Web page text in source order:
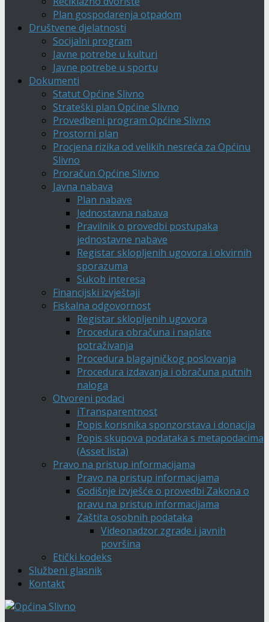
Plan gospodarenja otpadom
Društvene djelatnosti
Socijalni program
Javne potrebe u kulturi
Javne potrebe u sportu
Dokumenti
Statut Općine Slivno
Strateški plan Općine Slivno
Provedbeni program Općine Slivno
Prostorni plan
Procjena rizika od velikih nesreća za Općinu
Slivno
Proračun Općine Slivno
Javna nabava
Plan nabave
Jednostavna nabava
Pravilnik o provedbi postupaka
jednostavne nabave
Registar sklopljenih ugovora i okvirnih
sporazuma
Sukob interesa
Financijski izvještaji
Fiskalna odgovornost
Registar sklopljenih ugovora
Procedura obračuna i naplate
potraživanja
Procedura blagajničkog poslovanja
Procedura izdavanja i obračuna putnih
naloga
Otvoreni podaci
iTransparentnost
Popis korisnika sponzorstava i donacija
Popis skupova podataka s metapodacima
(Asset lista)
Pravo na pristup informacijama
Pravo na pristup informacijama
Godišnje izvješće o provedbi Zakona o
pravu na pristup informacijama
Zaštita osobnih podataka
Videonadzor zgrade i javnih
površina
Etički kodeks
Službeni glasnik
Kontakt